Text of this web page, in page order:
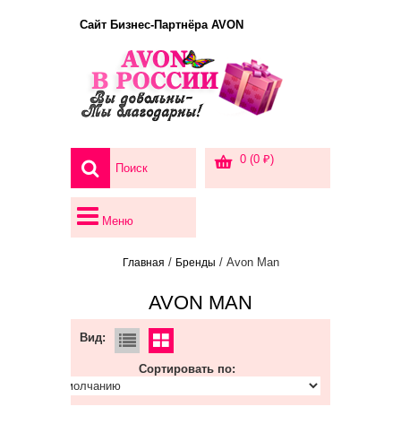
Сайт Бизнес-Партнёра AVON
0 (0 ₽)
Меню
Главная / Бренды / Avon Man
AVON MAN
Вид:
Сортировать по: